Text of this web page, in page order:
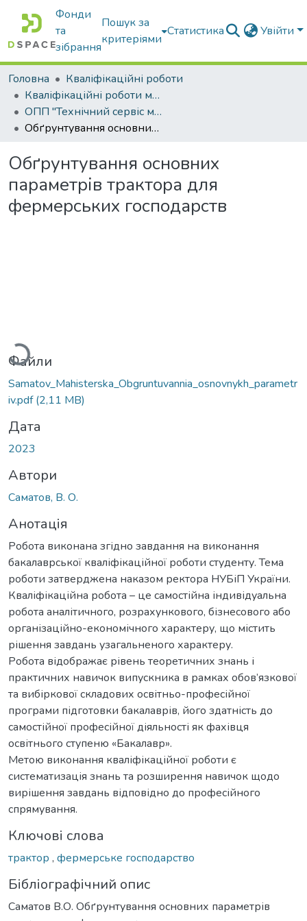
Фонди
та
зібрання
Пошук за
критеріями
Статистика Увійти
Головна
Кваліфікаційні роботи
Кваліфікаційні роботи магістрів
ОПП "Технічний сервіс машин та обладнання сільськогосподарського виробництва"
Обґрунтування основних параметрів трактора для фермерських господарств
Обґрунтування основних
параметрів трактора для
фермерських господарств
Файли
Samatov_Mahisterska_Obgruntuvannia_osnovnykh_parametr
iv.pdf(2,11 MB)
Дата
2023
Автори
Саматов, В. О.
Анотація
Робота виконана згідно завдання на виконання
бакалаврської кваліфікаційної роботи студенту. Тема
роботи затверджена наказом ректора НУБіП України.
Кваліфікаційна робота – це самостійна індивідуальна
робота аналітичного, розрахункового, бізнесового або
організаційно-економічного характеру, що містить
рішення завдань узагальненого характеру.
Робота відображає рівень теоретичних знань і
практичних навичок випускника в рамках обов’язкової
та вибіркової складових освітньо-професійної
програми підготовки бакалаврів, його здатність до
самостійної професійної діяльності як фахівця
освітнього ступеню «Бакалавр».
Метою виконання кваліфікаційної роботи є
систематизація знань та розширення навичок щодо
вирішення завдань відповідно до професійного
спрямування.
Ключові слова
трактор , фермерське господарство
Бібліографічний опис
Саматов В.О. Обґрунтування основних параметрів